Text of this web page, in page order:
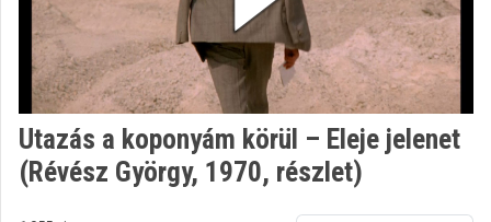
Categories
Playlists
Organizations
Contributors
Utazás a koponyám körül – Eleje jelenet
(Révész György, 1970, részlet)